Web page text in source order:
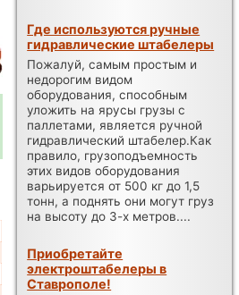
Где используются ручные
гидравлические штабелеры
Пожалуй, самым простым и
недорогим видом
оборудования, способным
уложить на ярусы грузы с
паллетами, является ручной
гидравлический штабелер.Как
правило, грузоподъемность
этих видов оборудования
варьируется от 500 кг до 1,5
тонн, а поднять они могут груз
на высоту до 3-х метров....
Приобретайте
электроштабелеры в
Ставрополе!